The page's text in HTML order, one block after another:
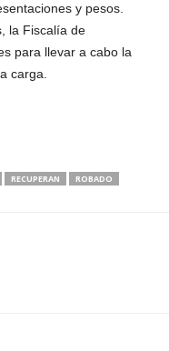
y pesos.
la Fiscalía de
para llevar a cabo la
carga.
RECUPERAN
ROBADO